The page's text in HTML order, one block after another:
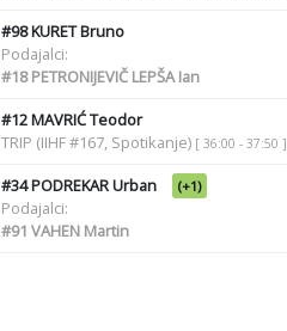
#98KURET Bruno
Podajalci:
#18PETRONIJEVIČ LEPŠA Ian
#12MAVRIĆ Teodor
TRIP (IIHF #167, Spotikanje) [ 36:00 - 37:50 ]
#34PODREKAR Urban (+1)
Podajalci:
#91 VAHEN Martin